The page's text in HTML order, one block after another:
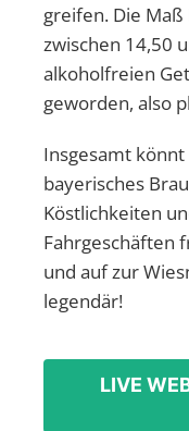
greifen. Die
zwischen 14,50
alkoholfreien
geworden, also
Insgesamt
bayerisches
Köstlichkeiten
Fahrgeschäften
und auf zur
legendär!
LIVE